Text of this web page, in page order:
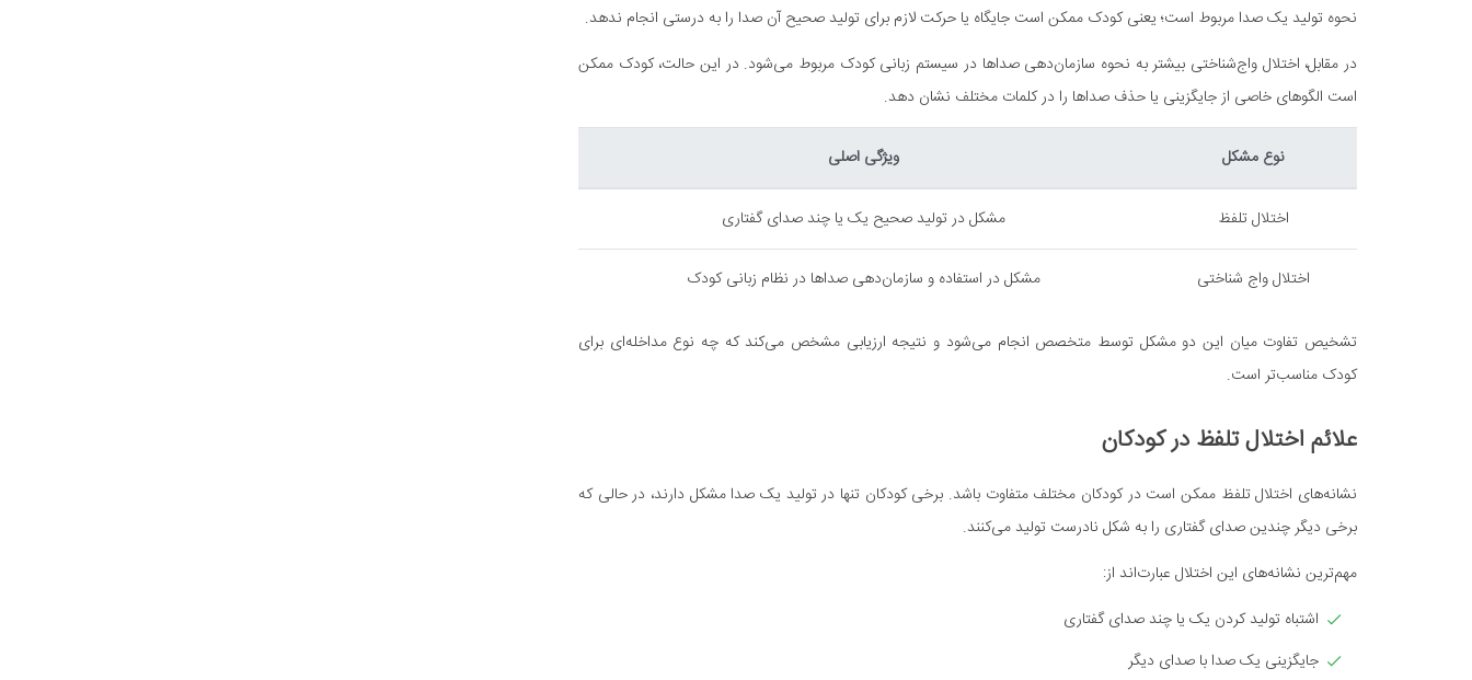
نحوه تولید یک صدا مربوط است؛ یعنی کودک ممکن است جایگاه یا حرکت لازم برای تولید صحیح آن صدا را به درستی انجام ندهد.
در مقابل، اختلال واج‌شناختی بیشتر به نحوه سازمان‌دهی صداها در سیستم زبانی کودک مربوط می‌شود. در این حالت، کودک ممکن
است الگوهای خاصی از جایگزینی یا حذف صداها را در کلمات مختلف نشان دهد.
نوع مشکل ویژگی اصلی
اختلال تلفظ مشکل در تولید صحیح یک یا چند صدای گفتاری
اختلال واج شناختی مشکل در استفاده و سازمان‌دهی صداها در نظام زبانی کودک
تشخیص تفاوت میان این دو مشکل توسط متخصص انجام می‌شود و نتیجه ارزیابی مشخص می‌کند که چه نوع مداخله‌ای برای
کودک مناسب‌تر است.
علائم اختلال تلفظ در کودکان
نشانه‌های اختلال تلفظ ممکن است در کودکان مختلف متفاوت باشد. برخی کودکان تنها در تولید یک صدا مشکل دارند، در حالی که
برخی دیگر چندین صدای گفتاری را به شکل نادرست تولید می‌کنند.
مهم‌ترین نشانه‌های این اختلال عبارت‌اند از:
اشتباه تولید کردن یک یا چند صدای گفتاری
جایگزینی یک صدا با صدای دیگر